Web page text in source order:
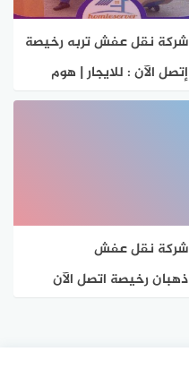
شركة نقل عفش تربه رخيصة
إتصل الآن : للايجار | هوم
سيرفر
شركة نقل عفش
ذهبان رخيصة اتصل الآن